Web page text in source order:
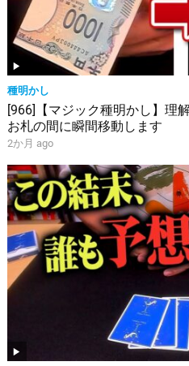
種明かし
[966]【マジック種明かし】理
お札の間に瞬間移動します
2か月 ago